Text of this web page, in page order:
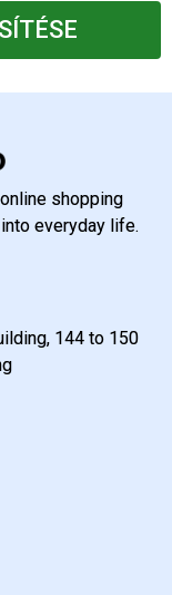
shopping
everyday life.
144 to 150